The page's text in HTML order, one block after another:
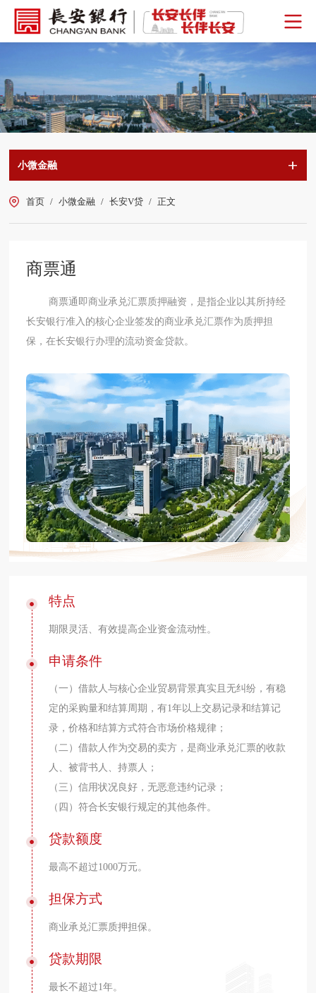
小微金融
首页 / 小微金融 / 长安V贷 / 正文
商票通
商票通即商业承兑汇票质押融资，是指企业以其所持经
长安银行准入的核心企业签发的商业承兑汇票作为质押担
保，在长安银行办理的流动资金贷款。
特点
期限灵活、有效提高企业资金流动性。
申请条件
（一）借款人与核心企业贸易背景真实且无纠纷，有稳
定的采购量和结算周期，有1年以上交易记录和结算记
录，价格和结算方式符合市场价格规律；
（二）借款人作为交易的卖方，是商业承兑汇票的收款
人、被背书人、持票人；
（三）信用状况良好，无恶意违约记录；
（四）符合长安银行规定的其他条件。
贷款额度
最高不超过1000万元。
担保方式
商业承兑汇票质押担保。
贷款期限
最长不超过1年。